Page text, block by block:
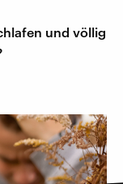
und völlig